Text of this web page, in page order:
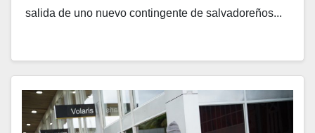
salida de uno nuevo contingente de salvadoreños...